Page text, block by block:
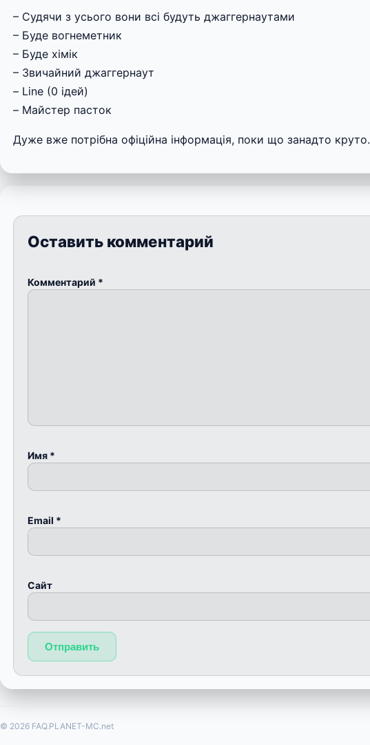
– Судячи з усього вони всі будуть джаггернаутами
– Буде вогнеметник
– Буде хімік
– Звичайний джаггернаут
– Line (0 ідей)
– Майстер пасток
Дуже вже потрібна офіційна інформація, поки що занадто круто.
Оставить комментарий
Комментарий *
Имя *
Email *
Сайт
© 2026 FAQ.PLANET-MC.net